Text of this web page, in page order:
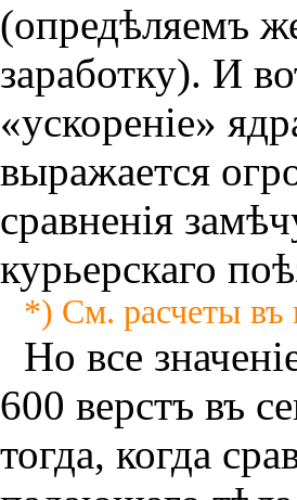
(опредѣляемъ
заработку). И
«ускоренiе»
выражается
сравненiя
курьерскаго
*) См. расчеты въ
Но все
600 верстъ въ
тогда, когда